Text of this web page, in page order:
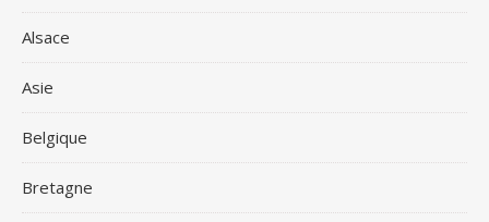
Alsace
Asie
Belgique
Bretagne